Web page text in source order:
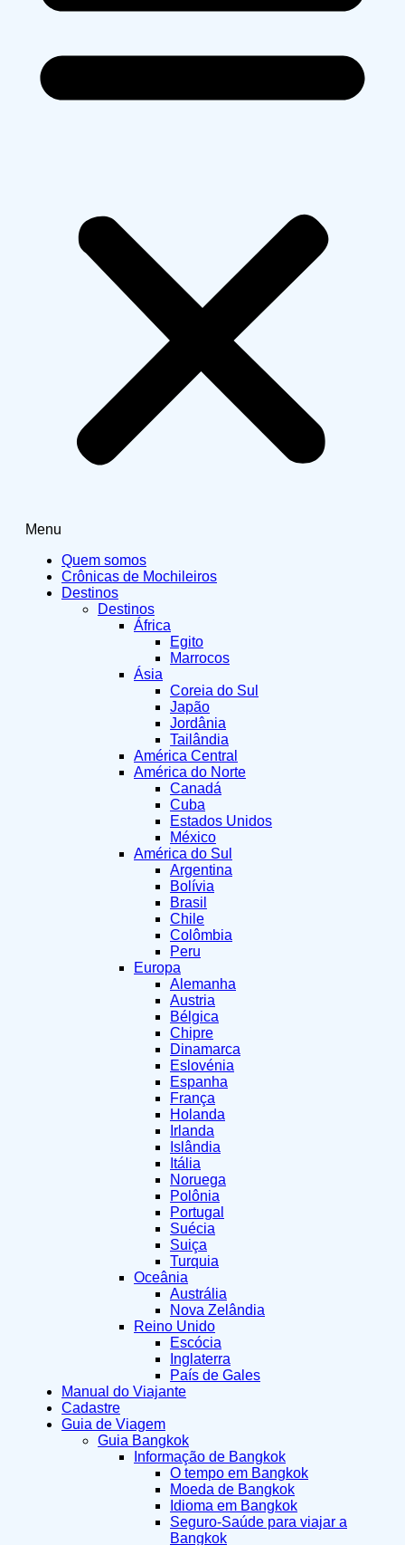
Menu
Quem somos
Crônicas de Mochileiros
Destinos
Destinos
África
Egito
Marrocos
Ásia
Coreia do Sul
Japão
Jordânia
Tailândia
América Central
América do Norte
Canadá
Cuba
Estados Unidos
México
América do Sul
Argentina
Bolívia
Brasil
Chile
Colômbia
Peru
Europa
Alemanha
Austria
Bélgica
Chipre
Dinamarca
Eslovénia
Espanha
França
Holanda
Irlanda
Islândia
Itália
Noruega
Polônia
Portugal
Suécia
Suiça
Turquia
Oceânia
Austrália
Nova Zelândia
Reino Unido
Escócia
Inglaterra
País de Gales
Manual do Viajante
Cadastre
Guia de Viagem
Guia Bangkok
Informação de Bangkok
O tempo em Bangkok
Moeda de Bangkok
Idioma em Bangkok
Seguro-Saúde para viajar a
Bangkok